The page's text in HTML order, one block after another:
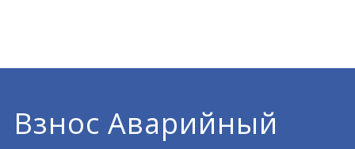
Взнос Аварийный